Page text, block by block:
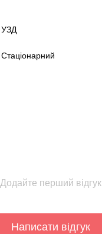
УЗД
Стаціонарний
Додайте перший відгук
Написати відгук